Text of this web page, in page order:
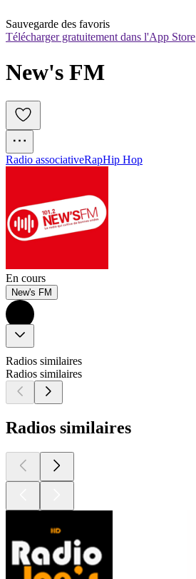
Sauvegarde des favoris
Télécharger gratuitement dans l'App Store
New's FM
Radio associativeRapHip Hop
En cours
New's FM
Radios similaires
Radios similaires
Radios similaires